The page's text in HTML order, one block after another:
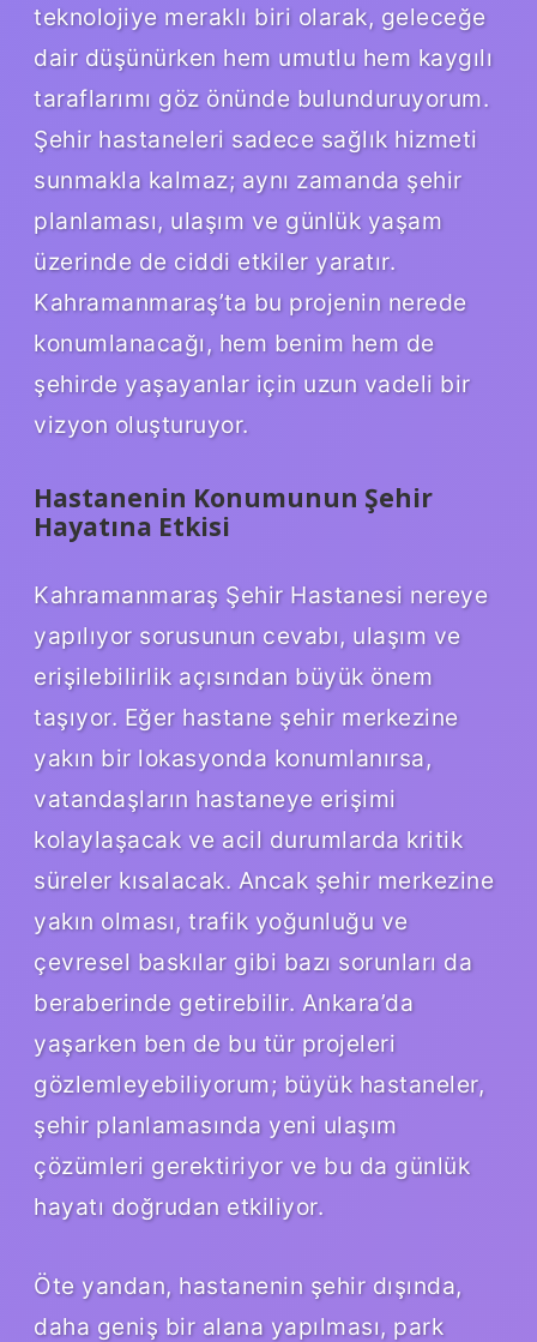
teknolojiye meraklı biri olarak, geleceğe
dair düşünürken hem umutlu hem kaygılı
taraflarımı göz önünde bulunduruyorum.
Şehir hastaneleri sadece sağlık hizmeti
sunmakla kalmaz; aynı zamanda şehir
planlaması, ulaşım ve günlük yaşam
üzerinde de ciddi etkiler yaratır.
Kahramanmaraş’ta bu projenin nerede
konumlanacağı, hem benim hem de
şehirde yaşayanlar için uzun vadeli bir
vizyon oluşturuyor.
Hastanenin Konumunun Şehir
Hayatına Etkisi
Kahramanmaraş Şehir Hastanesi nereye
yapılıyor sorusunun cevabı, ulaşım ve
erişilebilirlik açısından büyük önem
taşıyor. Eğer hastane şehir merkezine
yakın bir lokasyonda konumlanırsa,
vatandaşların hastaneye erişimi
kolaylaşacak ve acil durumlarda kritik
süreler kısalacak. Ancak şehir merkezine
yakın olması, trafik yoğunluğu ve
çevresel baskılar gibi bazı sorunları da
beraberinde getirebilir. Ankara’da
yaşarken ben de bu tür projeleri
gözlemleyebiliyorum; büyük hastaneler,
şehir planlamasında yeni ulaşım
çözümleri gerektiriyor ve bu da günlük
hayatı doğrudan etkiliyor.
Öte yandan, hastanenin şehir dışında,
daha geniş bir alana yapılması, park